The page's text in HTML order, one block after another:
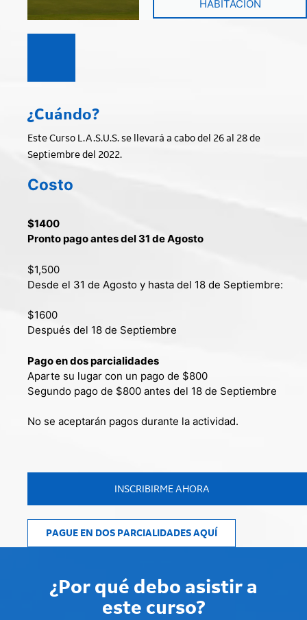
HABITACIÓN
¿Cuándo?
Este Curso L.A.S.U.S. se llevará a cabo del 26 al 28 de
Septiembre del 2022.
Costo
$1400
Pronto pago antes del 31 de Agosto
$1,500
Desde el 31 de Agosto y hasta del 18 de Septiembre:
$1600
Después del 18 de Septiembre
Pago en dos parcialidades
Aparte su lugar con un pago de $800
Segundo pago de $800 antes del 18 de Septiembre
No se aceptarán pagos durante la actividad.
INSCRIBIRME AHORA
PAGUE EN DOS PARCIALIDADES AQUÍ
¿Por qué debo asistir a
este curso?